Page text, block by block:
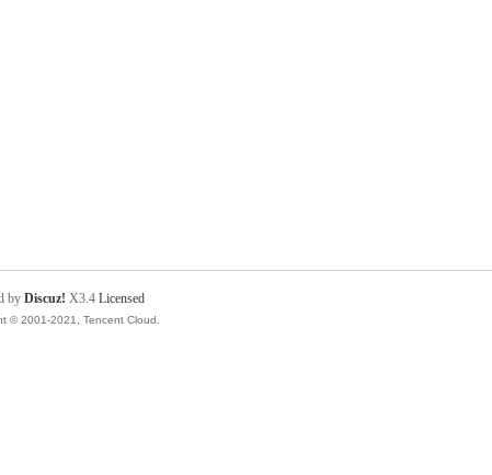
by Discuz! X3.4 Licensed
© 2001-2021, Tencent Cloud.